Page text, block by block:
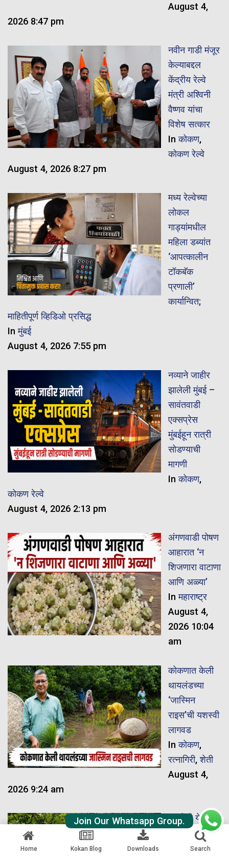
August 4,
2026 8:47 pm
नवीन गाडी मंजूर
केल्याबद्दल
केंद्रीय रेल्वे
मंत्री अश्विनी
वैष्णव यांचा
विशेष सत्कार
Inकोकण,
कोकण रेल्वे
August 4, 2026 8:27 pm
मध्य रेल्वेच्या
लोकल
गाड्यांमधील
महिला डब्यांत
‘आपत्कालीन
टॉकबॅक
प्रणाली’
कार्यान्वित;
माहितीपूर्ण व्हिडिओ प्रसिद्ध
Inमुंबई
August 4, 2026 7:55 pm
नव्याने जाहीर
झालेली मुंबई –
सावंतवाडी
एक्सप्रेस
मुंबईहून रात्री
सोडण्याची
मागणी
Inकोकण,
कोकण रेल्वे
August 4, 2026 2:13 pm
अंगणवाडी पोषण
आहारात ‘न
शिजणारा वाटाणा
आणि अळ्या’
Inमहाराष्ट्र
August 4,
2026 10:04
am
कोकणात केली
थायलंडच्या
‘जास्मिन
राइस’ची यशस्वी
लागवड
Inकोकण,
रत्नागिरी,शेती
August 4,
2026 9:24 am
कुटगिरी येथे
लोखंडी पूल
कोसळल्याची
Home Kokan Blog Downloads Search
Join Our Whatsapp Group.